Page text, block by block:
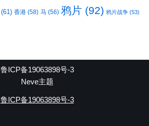
(61) 香港 (58) 马 (56) 鸦片 (92) 鸦片战争 (53)
鲁ICP备19063898号-3
Neve主题
鲁ICP备19063898号-3